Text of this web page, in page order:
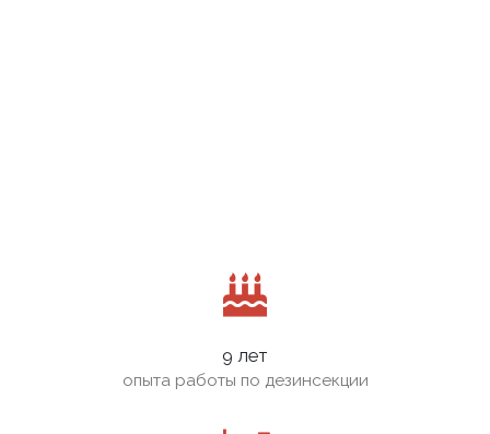
9 лет
опыта работы по дезинсекции